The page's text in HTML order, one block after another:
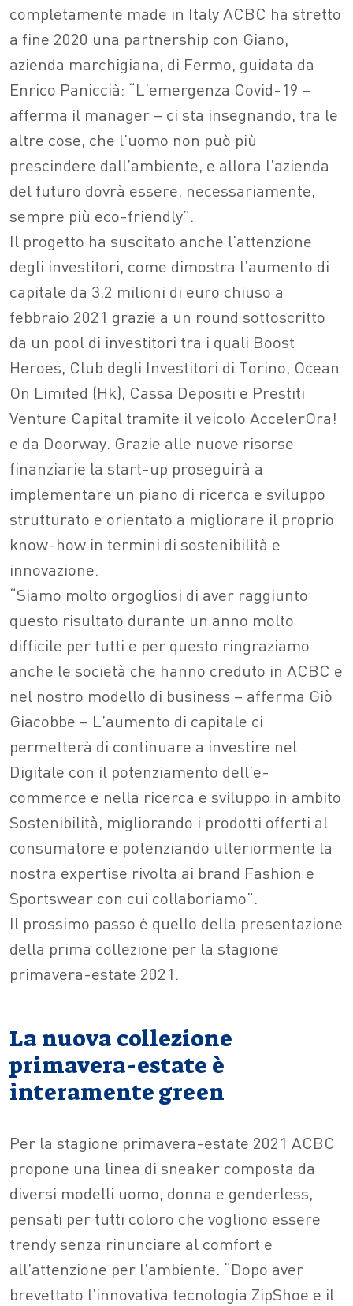
completamente made in Italy ACBC ha stretto
a fine 2020 una partnership con Giano,
azienda marchigiana, di Fermo, guidata da
Enrico Paniccià: “L’emergenza Covid-19 –
afferma il manager – ci sta insegnando, tra le
altre cose, che l’uomo non può più
prescindere dall’ambiente, e allora l’azienda
del futuro dovrà essere, necessariamente,
sempre più eco-friendly”.
Il progetto ha suscitato anche l’attenzione
degli investitori, come dimostra l’aumento di
capitale da 3,2 milioni di euro chiuso a
febbraio 2021 grazie a un round sottoscritto
da un pool di investitori tra i quali Boost
Heroes, Club degli Investitori di Torino, Ocean
On Limited (Hk), Cassa Depositi e Prestiti
Venture Capital tramite il veicolo AccelerOra!
e da Doorway. Grazie alle nuove risorse
finanziarie la start-up proseguirà a
implementare un piano di ricerca e sviluppo
strutturato e orientato a migliorare il proprio
know-how in termini di sostenibilità e
innovazione.
“Siamo molto orgogliosi di aver raggiunto
questo risultato durante un anno molto
difficile per tutti e per questo ringraziamo
anche le società che hanno creduto in ACBC e
nel nostro modello di business – afferma Giò
Giacobbe – L’aumento di capitale ci
permetterà di continuare a investire nel
Digitale con il potenziamento dell’e-
commerce e nella ricerca e sviluppo in ambito
Sostenibilità, migliorando i prodotti offerti al
consumatore e potenziando ulteriormente la
nostra expertise rivolta ai brand Fashion e
Sportswear con cui collaboriamo”.
Il prossimo passo è quello della presentazione
della prima collezione per la stagione
primavera-estate 2021.
La nuova collezione
primavera-estate è
interamente green
Per la stagione primavera-estate 2021 ACBC
propone una linea di sneaker composta da
diversi modelli uomo, donna e genderless,
pensati per tutti coloro che vogliono essere
trendy senza rinunciare al comfort e
all’attenzione per l’ambiente. “Dopo aver
brevettato l’innovativa tecnologia ZipShoe e il